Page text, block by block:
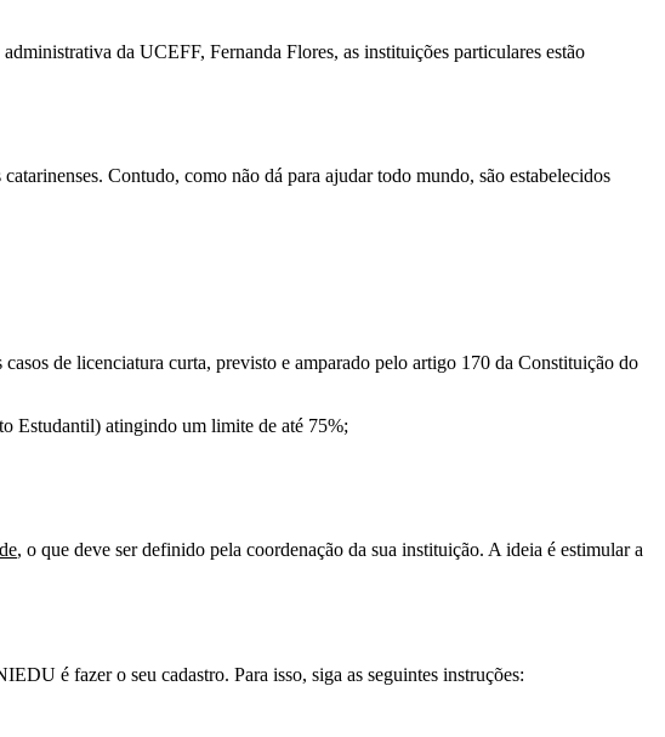
da UCEFF, Fernanda Flores, as instituições particulares estão
Contudo, como não dá para ajudar todo mundo, são estabelecidos
de licenciatura curta, previsto e amparado pelo artigo 170 da Constituição do
Estudantil) atingindo um limite de até 75%;
, o que deve ser definido pela coordenação da sua instituição. A ideia é estimular a
é fazer o seu cadastro. Para isso, siga as seguintes instruções: